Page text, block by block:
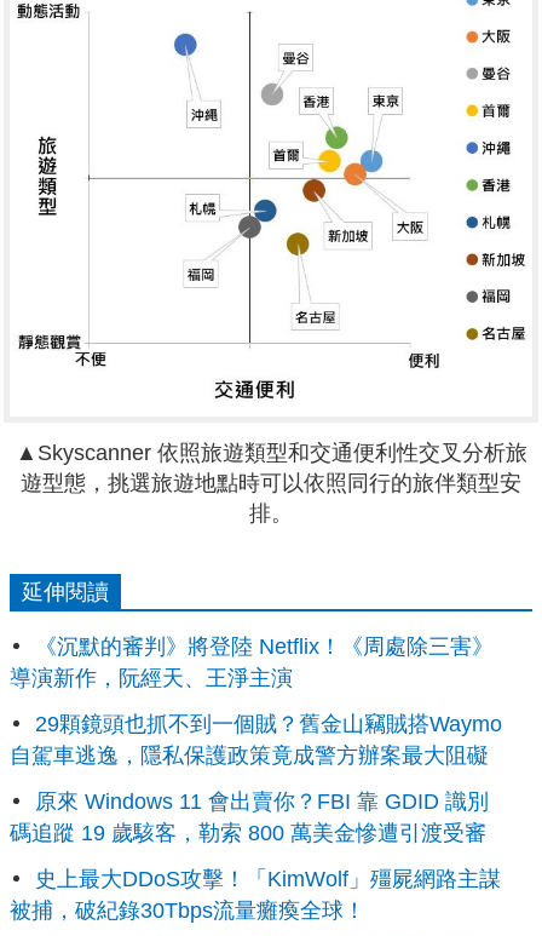
▲Skyscanner 依照旅遊類型和交通便利性交叉分析旅
遊型態，挑選旅遊地點時可以依照同行的旅伴類型安
排。
延伸閱讀
《沉默的審判》將登陸 Netflix！《周處除三害》
導演新作，阮經天、王淨主演
29顆鏡頭也抓不到一個賊？舊金山竊賊搭Waymo
自駕車逃逸，隱私保護政策竟成警方辦案最大阻礙
原來 Windows 11 會出賣你？FBI 靠 GDID 識別
碼追蹤 19 歲駭客，勒索 800 萬美金慘遭引渡受審
史上最大DDoS攻擊！「KimWolf」殭屍網路主謀
被捕，破紀錄30Tbps流量癱瘓全球！